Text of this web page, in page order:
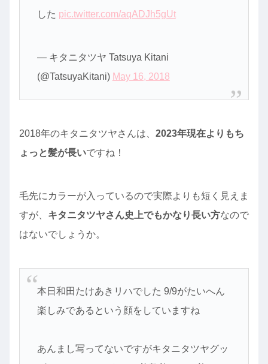
した pic.twitter.com/aqADJh5gUt
— キタニタツヤ Tatsuya Kitani
(@TatsuyaKitani) May 16, 2018
2018年のキタニタツヤさんは、 2023年現在よりもち
ょっと髪が長いですね！
毛先にカラーが入っているので実際よりも短く見えま
すが、 キタニタツヤさん史上でもかなり長い方なので
はないでしょうか。
本日和田たけあきリハでした 9/9がたいへん
楽しみであるという顔をしていますね
あんまし写ってないですがキタニタツヤグッ